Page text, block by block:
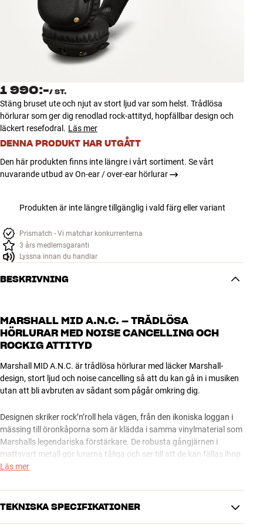
Tillbehör
INSPIRATION
NYHETER
ERBJUDANDEN
Hitta Butik
Kundtjänst
Bygg med ljud
1 990:-/ ST.
Stäng bruset ute och njut av stort ljud var som helst. Trådlösa
hörlurar som ger dig renodlad rock-attityd, hopfällbar design och
läckert resefodral. Läs mer
DENNA PRODUKT HAR UTGÅTT
Den här produkten finns inte längre i vårt sortiment. Se vårt
nuvarande utbud av On-ear / over-ear hörlurar
Produkten är inte längre tillgänglig i vald färg eller variant
Prismatch - Vi matchar konkurrenterna
3 års medlemsgaranti
Lyssna innan du handlar
BESKRIVNING
MARSHALL MID A.N.C. – TRÅDLÖSA
HÖRLURAR MED NOISE CANCELLING OCH
ROCKIG ATTITYD
Marshall MID A.N.C. är trådlösa hörlurar med läcker Marshall-
design, stort ljud och noise cancelling så att du kan gå in i musiken
utan att bli avbruten av sådant som pågår omkring dig.
Designen skriker rock’n’roll hela vägen, från den ikoniska loggan i
mässing till öronkåporna som är klädda i samma vinylmaterial som
Marshalls legendariska förstärkare. De robusta gångjärnen i
mattsvart metall gör lurarna tåliga och ser till att de kan fällas ihop
när dina MID A.N.C. ska ner i väskan. För de längre resorna
sammet på insidan som kronan på verket.
Läs mer
TEKNISKA SPECIFIKATIONER